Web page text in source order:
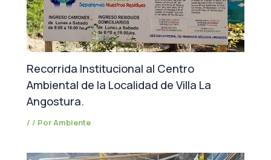
Recorrida Institucional al Centro
Ambiental de la Localidad de Villa La
Angostura.
/ / PorAmbiente